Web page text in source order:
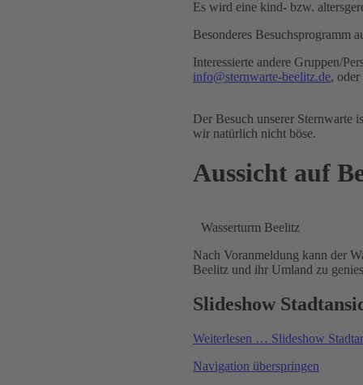
Es wird eine kind- bzw.
Besonderes Besuchsprogramm
Interessierte andere Gruppen/
info@sternwarte-beelitz.de,
Der Besuch unserer Sternwarte
wir natürlich nicht böse.
Aussicht auf
Wasserturm Beelitz
Nach Voranmeldung kann der
Beelitz und ihr Umland zu
Slideshow
Weiterlesen … Slideshow
Navigation überspringen